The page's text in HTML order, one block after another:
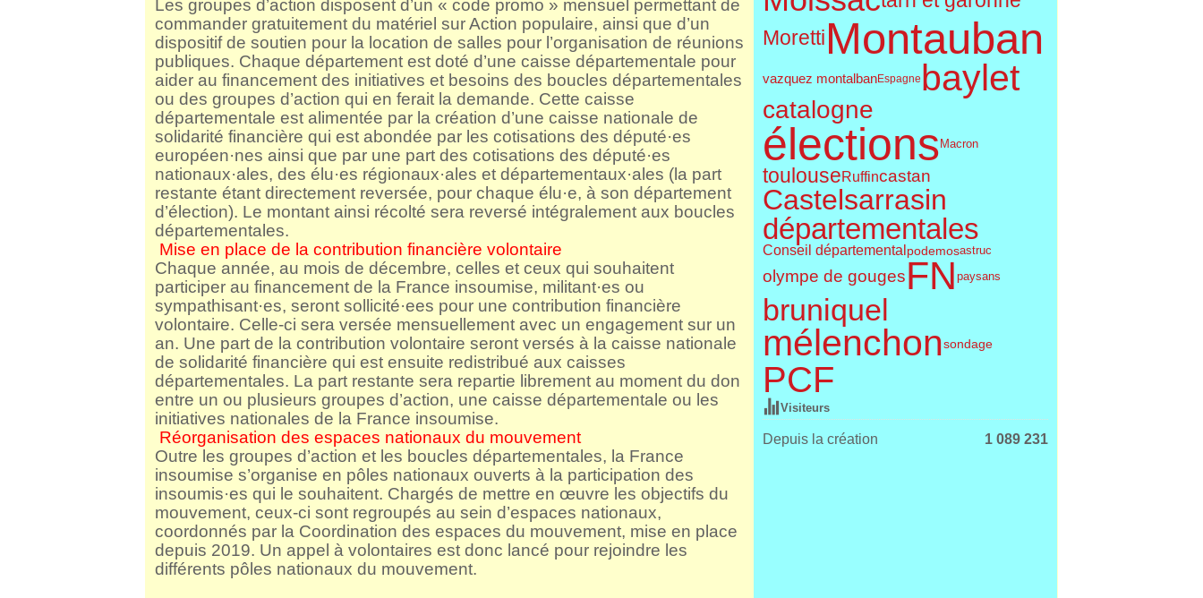
Les groupes d’action disposent d’un « code promo » mensuel permettant de
commander gratuitement du matériel sur Action populaire, ainsi que d’un
dispositif de soutien pour la location de salles pour l’organisation de réunions
publiques. Chaque département est doté d’une caisse départementale pour
aider au financement des initiatives et besoins des boucles départementales
ou des groupes d’action qui en ferait la demande. Cette caisse
départementale est alimentée par la création d’une caisse nationale de
solidarité financière qui est abondée par les cotisations des député·es
européen·nes ainsi que par une part des cotisations des député·es
nationaux·ales, des élu·es régionaux·ales et départementaux·ales (la part
restante étant directement reversée, pour chaque élu·e, à son département
d’élection). Le montant ainsi récolté sera reversé intégralement aux boucles
départementales.
Mise en place de la contribution financière volontaire
Chaque année, au mois de décembre, celles et ceux qui souhaitent
participer au financement de la France insoumise, militant·es ou
sympathisant·es, seront sollicité·ees pour une contribution financière
volontaire. Celle-ci sera versée mensuellement avec un engagement sur un
an. Une part de la contribution volontaire seront versés à la caisse nationale
de solidarité financière qui est ensuite redistribué aux caisses
départementales. La part restante sera repartie librement au moment du don
entre un ou plusieurs groupes d’action, une caisse départementale ou les
initiatives nationales de la France insoumise.
Réorganisation des espaces nationaux du mouvement
Outre les groupes d’action et les boucles départementales, la France
insoumise s’organise en pôles nationaux ouverts à la participation des
insoumis·es qui le souhaitent. Chargés de mettre en œuvre les objectifs du
mouvement, ceux-ci sont regroupés au sein d’espaces nationaux,
coordonnés par la Coordination des espaces du mouvement, mise en place
depuis 2019. Un appel à volontaires est donc lancé pour rejoindre les
différents pôles nationaux du mouvement.
MorettiMontauban
vazquez montalbanEspagne baylet
catalogne
élections Macron
toulouseRuffincastan
Castelsarrasin
départementales
Conseil départemental podemosastruc
olympe de gougesFN paysans
bruniquel
mélenchonsondage
PCF
Visiteurs
Depuis la création 1 089 231